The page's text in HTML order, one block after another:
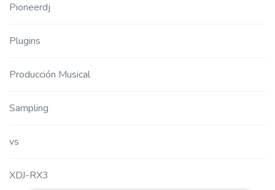
Pioneerdj
Plugins
Producción Musical
Sampling
vs
XDJ-RX3